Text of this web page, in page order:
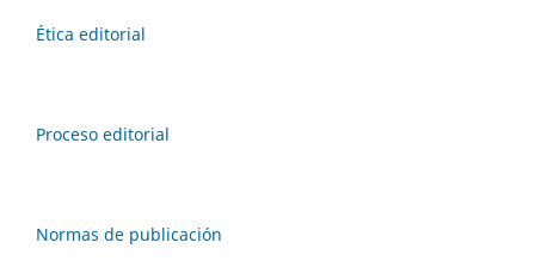
Ética editorial
Proceso editorial
Normas de publicación